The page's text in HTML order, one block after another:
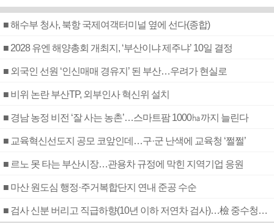
■ 해수부 청사, 북항 국제여객터미널 옆에 선다(종합)
■ 2028 유엔 해양총회 개최지, ‘부산이냐 제주냐’ 10일 결정
■ 외국인 선원 ‘인신매매 경유지’ 된 부산…우려가 현실로
■ 비위 논란 부산TP, 외부인사 혁신위 설치
■ 경남 농정 비전 ‘잘 사는 농촌’…스마트팜 1000㏊까지 늘린다
■ 교육혁신선도지 공모 코앞인데…구·군 난색에 교육청 ‘쩔쩔’
■ 르노 못 타는 부산시장…관용차 규정에 막힌 지역기업 응원
■ 마산 원도심 행정·주거복합단지 연내 준공 수순
■ 검사 신분 버리고 직급하향(10년 이하 저연차 검사)…檢 중수청행 기피